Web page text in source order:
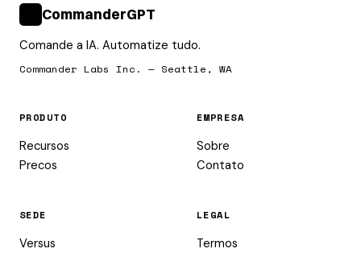
CommanderGPT
Comande a IA. Automatize tudo.
Commander Labs Inc. — Seattle, WA
PRODUTO
Recursos
Precos
EMPRESA
Sobre
Contato
SEDE
Versus
LEGAL
Termos